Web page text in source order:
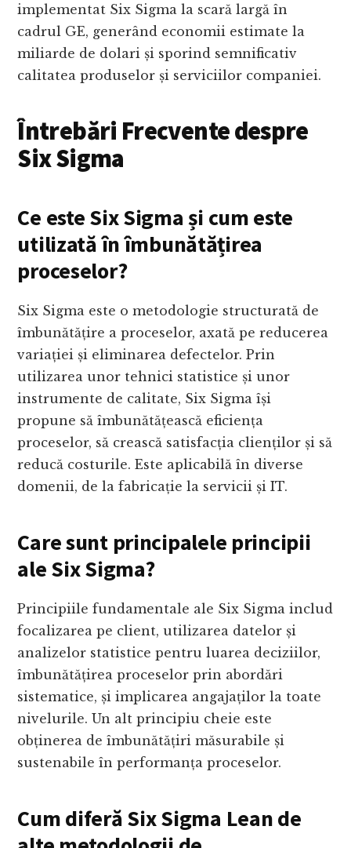
implementat Six Sigma la scară largă în
cadrul GE, generând economii estimate la
miliarde de dolari și sporind semnificativ
calitatea produselor și serviciilor companiei.
Întrebări Frecvente despre
Six Sigma
Ce este Six Sigma și cum este
utilizată în îmbunătățirea
proceselor?
Six Sigma este o metodologie structurată de
îmbunătățire a proceselor, axată pe reducerea
variației și eliminarea defectelor. Prin
utilizarea unor tehnici statistice și unor
instrumente de calitate, Six Sigma își
propune să îmbunătățească eficiența
proceselor, să crească satisfacția clienților și să
reducă costurile. Este aplicabilă în diverse
domenii, de la fabricație la servicii și IT.
Care sunt principalele principii
ale Six Sigma?
Principiile fundamentale ale Six Sigma includ
focalizarea pe client, utilizarea datelor și
analizelor statistice pentru luarea deciziilor,
îmbunătățirea proceselor prin abordări
sistematice, și implicarea angajaților la toate
nivelurile. Un alt principiu cheie este
obținerea de îmbunătățiri măsurabile și
sustenabile în performanța proceselor.
Cum diferă Six Sigma Lean de